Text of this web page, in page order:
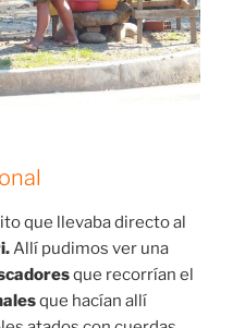
que llevaba directo al
Allí pudimos ver una
que recorrían el
que hacían allí